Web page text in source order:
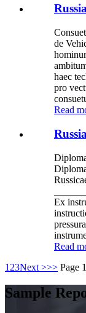
de
haec
pro
Read
Ex
Read
1 23Next >>> Page
Sample